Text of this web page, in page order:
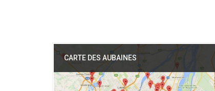
CARTE DES AUBAINES